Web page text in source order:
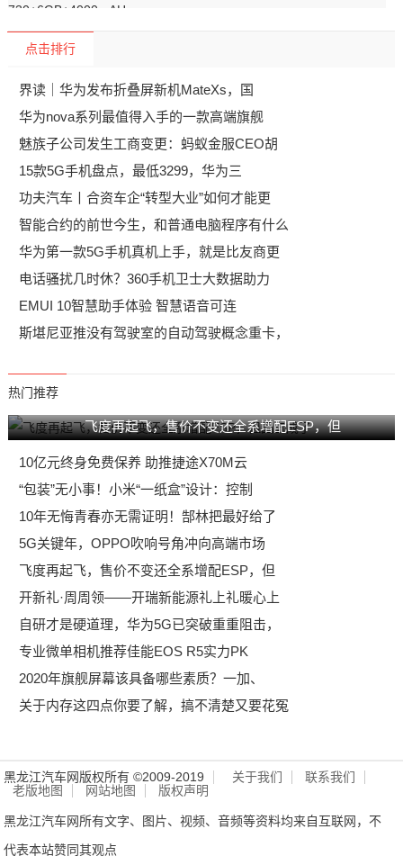
点击排行
界读｜华为发布折叠屏新机MateXs，国
华为nova系列最值得入手的一款高端旗舰
魅族子公司发生工商变更：蚂蚁金服CEO胡
15款5G手机盘点，最低3299，华为三
功夫汽车丨合资车企“转型大业”如何才能更
智能合约的前世今生，和普通电脑程序有什么
华为第一款5G手机真机上手，就是比友商更
电话骚扰几时休？360手机卫士大数据助力
EMUI 10智慧助手体验 智慧语音可连
斯堪尼亚推没有驾驶室的自动驾驶概念重卡，
热门推荐
飞度再起飞，售价不变还全系增配ESP，但
10亿元终身免费保养 助推捷途X70M云
“包装”无小事！小米“一纸盒”设计：控制
10年无悔青春亦无需证明！郜林把最好给了
5G关键年，OPPO吹响号角冲向高端市场
飞度再起飞，售价不变还全系增配ESP，但
开新礼·周周领——开瑞新能源礼上礼暖心上
自研才是硬道理，华为5G已突破重重阻击，
专业微单相机推荐佳能EOS R5实力PK
2020年旗舰屏幕该具备哪些素质？一加、
关于内存这四点你要了解，搞不清楚又要花冤
黑龙江汽车网版权所有 ©2009-2019 关于我们
联系我们
老版地图
网站地图 版权声明
黑龙江汽车网所有文字、图片、视频、音频等资料均来自互联网，不
代表本站赞同其观点